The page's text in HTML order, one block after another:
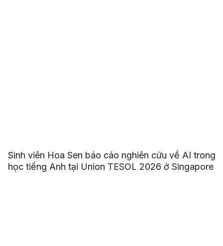
Sinh viên Hoa Sen báo cáo nghiên cứu về AI trong
học tiếng Anh tại Union TESOL 2026 ở Singapore